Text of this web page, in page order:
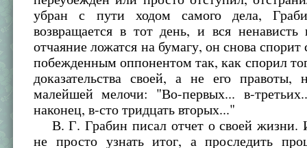
убран с пути ходом самого дела,
возвращается в тот день, и вся
отчаяние ложатся на бумагу, он снова
побежденным оппонентом так, как спорил
доказательства своей, а не его правоты,
малейшей мелочи: "Во-первых... в-
наконец, в-сто тридцать вторых..."
В. Г. Грабин писал отчет о своей жизни.
не просто узнать итог, а проследить